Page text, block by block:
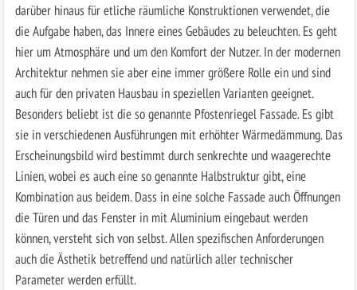
darüber hinaus für etliche räumliche Konstruktionen verwendet, die
die Aufgabe haben, das Innere eines Gebäudes zu beleuchten. Es geht
hier um Atmosphäre und um den Komfort der Nutzer. In der modernen
Architektur nehmen sie aber eine immer größere Rolle ein und sind
auch für den privaten Hausbau in speziellen Varianten geeignet.
Besonders beliebt ist die so genannte Pfostenriegel Fassade. Es gibt
sie in verschiedenen Ausführungen mit erhöhter Wärmedämmung. Das
Erscheinungsbild wird bestimmt durch senkrechte und waagerechte
Linien, wobei es auch eine so genannte Halbstruktur gibt, eine
Kombination aus beidem. Dass in eine solche Fassade auch Öffnungen
die Türen und das Fenster in mit Aluminium eingebaut werden
können, versteht sich von selbst. Allen spezifischen Anforderungen
auch die Ästhetik betreffend und natürlich aller technischer
Parameter werden erfüllt.